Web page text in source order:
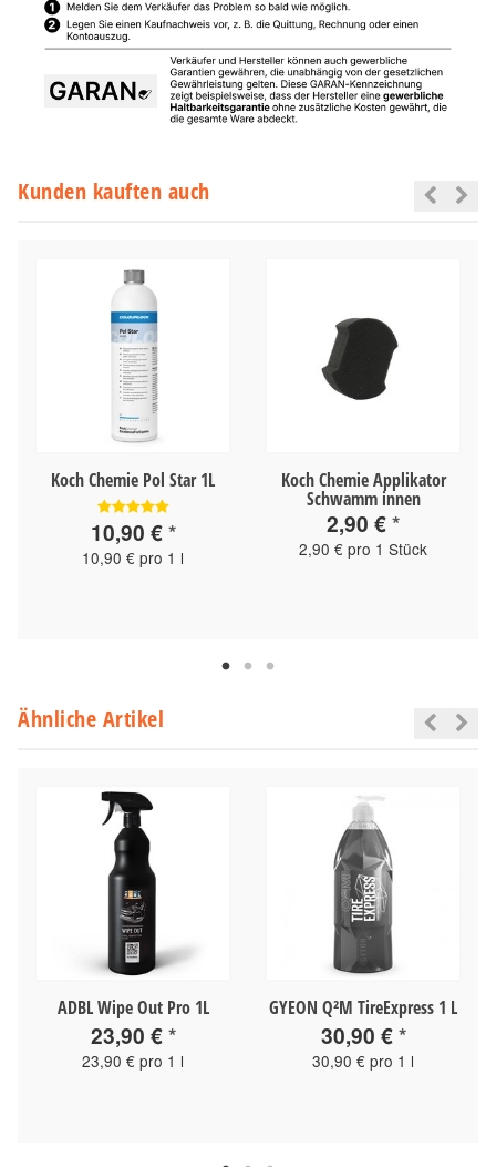
Kunden kauften auch
Koch Chemie Pol Star 1L
10,90 €*
10,90 € pro 1 l
Koch Chemie Applikator
Schwamm innen
2,90 €*
2,90 € pro 1 Stück
Ähnliche Artikel
ADBL Wipe Out Pro 1L
23,90 €*
23,90 € pro 1 l
GYEON Q²M TireExpress 1 L
30,90 €*
30,90 € pro 1 l